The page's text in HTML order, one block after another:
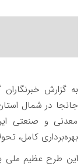
به گزارش
جانجا در شمال
معدنی و صنعتی
بهره‌برداری کامل،
این طرح عظیم ملی